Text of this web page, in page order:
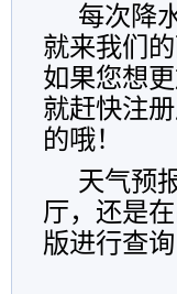
每次降
就来我们
如果您想
就赶快注
的哦！
天气预
厅，还是
版进行查